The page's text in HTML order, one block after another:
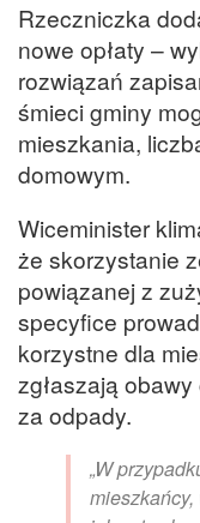
Rzeczniczka
nowe opłaty –
rozwiązań
śmieci gminy
mieszkania,
domowym.
Wiceminister
że skorzystanie
powiązanej z
specyfice
korzystne dla
zgłaszają
za odpady.
„W
mieszkańcy,